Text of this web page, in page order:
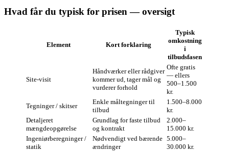
Hvad får du typisk for prisen — oversigt
Element Kort forklaring
Typisk
omkostning
i
tilbudsfasen
Site‑visit
Håndværker eller rådgiver
kommer ud, tager mål og
vurderer forhold
Ofte gratis
— ellers
500–1.500
kr.
Tegninger / skitser
Enkle måltegninger til
tilbud
1.500–8.000
kr.
Detaljeret
mængdeopgørelse
Grundlag for faste tilbud
og kontrakt
2.000–
15.000 kr.
Ingeniørberegninger /
statik
Nødvendigt ved bærende
ændringer
5.000–
30.000 kr.